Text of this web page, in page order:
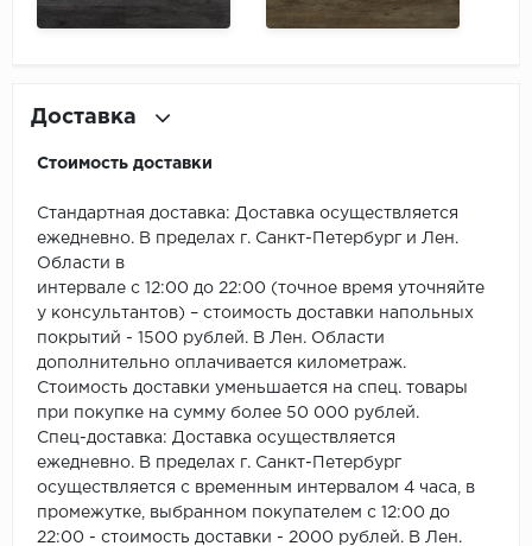
Veon
Vinilam
Доставка
Стоимость доставки
Стандартная доставка: Доставка осуществляется
ежедневно. В пределах г. Санкт-Петербург и Лен.
Области в
интервале с 12:00 до 22:00 (точное время уточняйте
у консультантов) – стоимость доставки напольных
покрытий - 1500 рублей. В Лен. Области
дополнительно оплачивается километраж.
Стоимость доставки уменьшается на спец. товары
при покупке на сумму более 50 000 рублей.
Спец-доставка: Доставка осуществляется
ежедневно. В пределах г. Санкт-Петербург
осуществляется с временным интервалом 4 часа, в
промежутке, выбранном покупателем с 12:00 до
22:00 - стоимость доставки - 2000 рублей. В Лен.